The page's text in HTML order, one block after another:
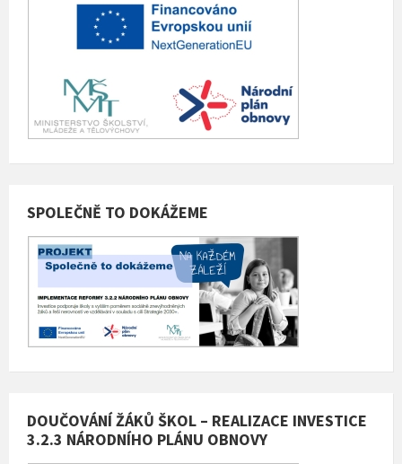
SPOLEČNĚ TO DOKÁŽEME
DOUČOVÁNÍ ŽÁKŮ ŠKOL – REALIZACE INVESTICE
3.2.3 NÁRODNÍHO PLÁNU OBNOVY